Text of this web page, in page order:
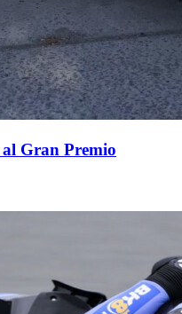
Gran Premio